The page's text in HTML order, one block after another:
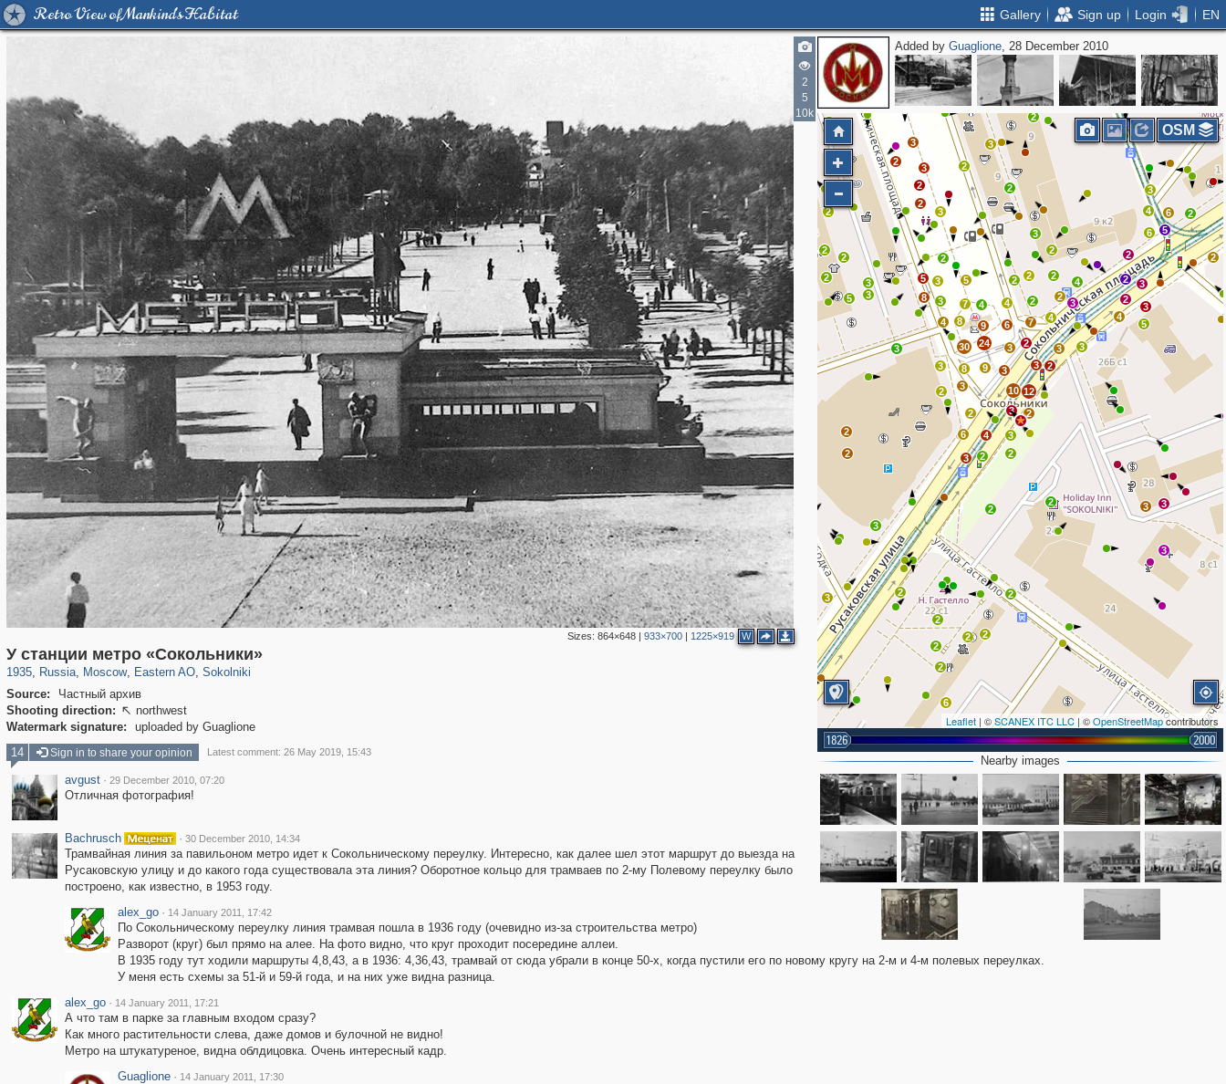
Retro View of Mankind's Habitat Gallery Sign up Login EN
2
5
10k
Sizes: 864×648| 933×700| 1225×919 W
У станции метро «Сокольники»
1935, Russia
1,406,710 29,243
, Moscow
319,864 8,286
, Eastern AO
20,939 306
, Sokolniki
5,623 49
Source:
Частный архив
Shooting direction:  northwest
Watermark signature:
uploaded by Guaglione
Added byGuaglione, 28 December 2010
2
2
2
2
2
2
2
6
2
2
3
2
2
2
3
2 3 2
6
2
4
3
3
8
2
3
30
9
24
9
8
7 4 4
2
7
6
3 2
2
4
3
3
2
3
10 12
2
3
3
2
2
2 3 3
3
2
2
5
3
4
2
3
2
2
3
2
4
2
2
2
3 6 5
6
4
3
2
2
3
2
3
3
2
2
2
3
3
2
2
3
2
2
3 4
5
3
7
5
2
2
2
2
2
5
3
3
8
2
5
3
5
3
4
3
2
2
Leaflet | ©SCANEX ITC LLC | ©OpenStreetMapcontributors
1826 2000
OSM
Nearby images
14 Sign in to share your opinion Latest comment: 26 May 2019, 15:43
avgust · 29 December 2010, 07:20
Отличная фотография!
Bachrusch · 30 December 2010, 14:34
Трамвайная линия за павильоном метро идет к Сокольническому переулку. Интересно, как далее шел этот маршрут до выезда на
Русаковскую улицу и до какого года существовала эта линия? Оборотное кольцо для трамваев по 2-му Полевому переулку было
построено, как известно, в 1953 году.
alex_go · 14 January 2011, 17:42
По Сокольническому переулку линия трамвая пошла в 1936 году (очевидно из-за строительства метро)
Разворот (круг) был прямо на алее. На фото видно, что круг проходит посередине аллеи.
В 1935 году тут ходили маршруты 4,8,43, а в 1936: 4,36,43, трамвай от сюда убрали в конце 50-х, когда пустили его по новому кругу на 2-м и 4-м полевых переулках.
У меня есть схемы за 51-й и 59-й года, и на них уже видна разница.
alex_go · 14 January 2011, 17:21
А что там в парке за главным входом сразу?
Как много растительности слева, даже домов и булочной не видно!
Метро на штукатуреное, видна облдицовка. Очень интересный кадр.
Guaglione · 14 January 2011, 17:30